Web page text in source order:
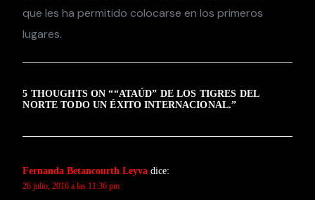
que les ha permitido colocarse en los primeros
lugares.
5 THOUGHTS ON ““ATAÚD” DE LOS TIGRES DEL
NORTE TODO UN ÉXITO INTERNACIONAL.”
Fernanda Betancourth Leyva dice:
26 julio, 2016 a las 11:36 pm